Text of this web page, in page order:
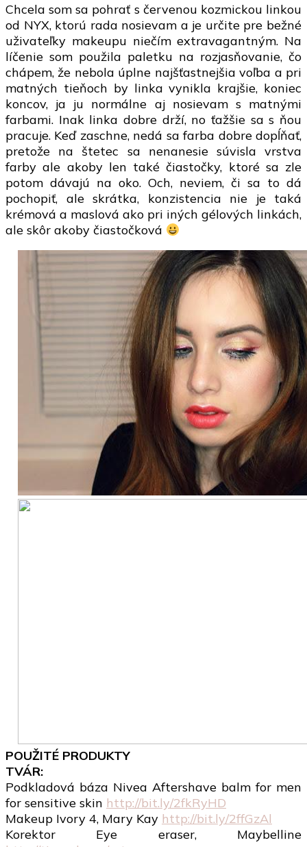
Chcela som sa pohrať s červenou kozmickou linkou
od NYX, ktorú rada nosievam a je určite pre bežné
uživateľky makeupu niečím extravagantným. Na
líčenie som použila paletku na rozjasňovanie, čo
chápem, že nebola úplne najšťastnejšia voľba a pri
matných tieňoch by linka vynikla krajšie, koniec
koncov, ja ju normálne aj nosievam s matnými
farbami. Inak linka dobre drží, no ťažšie sa s ňou
pracuje. Keď zaschne, nedá sa farba dobre dopĺňať,
pretože na štetec sa nenanesie súvisla vrstva
farby ale akoby len také čiastočky, ktoré sa zle
potom dávajú na oko. Och, neviem, či sa to dá
pochopiť, ale skrátka, konzistencia nie je taká
krémová a maslová ako pri iných gélových linkách,
ale skôr akoby čiastočková
POUŽITÉ PRODUKTY
TVÁR:
Podkladová báza Nivea Aftershave balm for men
for sensitive skin http://bit.ly/2fkRyHD
Makeup Ivory 4, Mary Kay http://bit.ly/2ffGzAl
Korektor Eye eraser, Maybelline